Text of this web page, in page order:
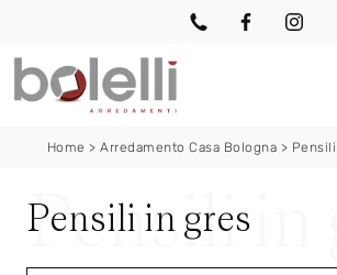
Home >Arredamento Casa Bologna > Pensili
Pensili in gres